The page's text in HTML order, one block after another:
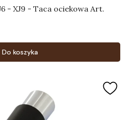
- XJ9 - Taca ociekowa Art.
Do koszyka